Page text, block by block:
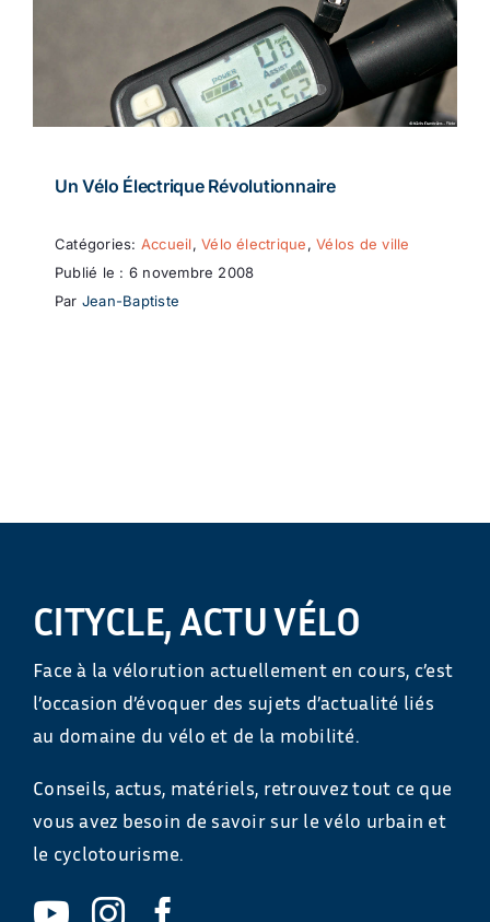
Un Vélo Électrique Révolutionnaire
Catégories: Accueil,Vélo électrique,Vélos de ville
Publié le : 6 novembre 2008
Par Jean-Baptiste
CITYCLE, ACTU VÉLO
Face à la vélorution actuellement en cours, c’est
l’occasion d’évoquer des sujets d’actualité liés
au domaine du vélo et de la mobilité.
Conseils, actus, matériels, retrouvez tout ce que
vous avez besoin de savoir sur le vélo urbain et
le cyclotourisme.